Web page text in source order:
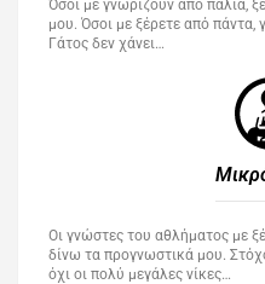
Όσοι με γνωρίζουν από παλιά,
μου. Όσοι με ξέρετε από
Γάτος δεν χάνει…
Οι γνώστες του αθλήματος με
δίνω τα προγνωστικά μου.
όχι οι πολύ μεγάλες νίκες…